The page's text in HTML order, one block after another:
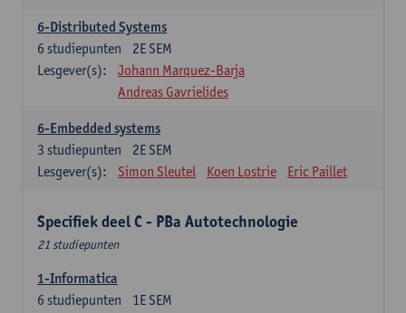
6-Distributed Systems
2E SEM
6 studiepunten
Lesgever(s):
Johann Marquez-Barja
Andreas Gavrielides
6-Embedded systems
2E SEM
3 studiepunten
Lesgever(s):
Simon Sleutel Koen Lostrie Eric Paillet
Specifiek deel C - PBa Autotechnologie
21 studiepunten
1-Informatica
1E SEM
6 studiepunten